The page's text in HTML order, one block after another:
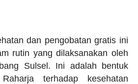
dan pengobatan gratis ini
rutin yang dilaksanakan oleh
Sulsel. Ini adalah bentuk
terhadap kesehatan